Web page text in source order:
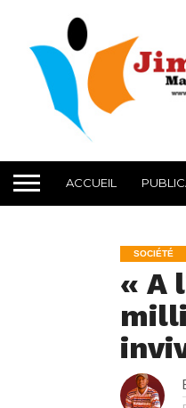
ACCUEIL
SOCIÉTÉ
« A